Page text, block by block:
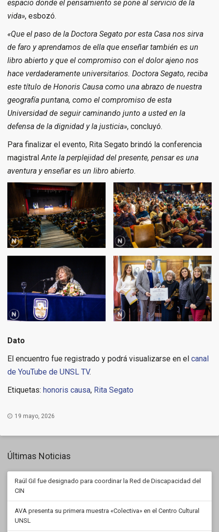
espacio donde el pensamiento se pone al servicio de la
vida», esbozó.
«Que el paso de la Doctora Segato por esta Casa nos sirva
de faro y aprendamos de ella que enseñar también es un
libro abierto y que el compromiso con el dolor ajeno nos
hace verdaderamente universitarios. Doctora Segato, reciba
este título de Honoris Causa como una abrazo de nuestra
geografía puntana, como el compromiso de esta
Universidad de seguir caminando junto a usted en la
defensa de la dignidad y la justicia», concluyó.
Para finalizar el evento, Rita Segato brindó la conferencia
magistralAnte la perplejidad del presente, pensar es una
aventura y enseñar es un libro abierto.
Dato
El encuentro fue registrado y podrá visualizarse en el canal
de YouTube de UNSL TV.
Etiquetas: honoris causa, Rita Segato
19 mayo, 2026
Últimas Noticias
Raúl Gil fue designado para coordinar la Red de Discapacidad del
CIN
AVA presenta su primera muestra «Colectiva» en el Centro Cultural
UNSL